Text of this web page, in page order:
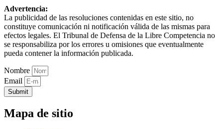
Advertencia:
La publicidad de las resoluciones contenidas en este sitio, no
constituye comunicación ni notificación válida de las mismas para
efectos legales. El Tribunal de Defensa de la Libre Competencia no
se responsabiliza por los errores u omisiones que eventualmente
pueda contener la información publicada.
Nombre
Email
Submit
Mapa de sitio